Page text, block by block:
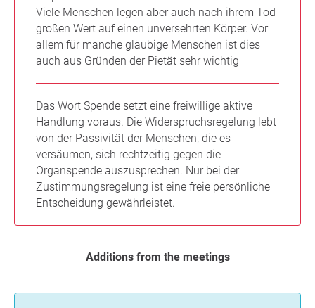
Viele Menschen legen aber auch nach ihrem Tod
großen Wert auf einen unversehrten Körper. Vor
allem für manche gläubige Menschen ist dies
auch aus Gründen der Pietät sehr wichtig
Das Wort Spende setzt eine freiwillige aktive
Handlung voraus. Die Widerspruchsregelung lebt
von der Passivität der Menschen, die es
versäumen, sich rechtzeitig gegen die
Organspende auszusprechen. Nur bei der
Zustimmungsregelung ist eine freie persönliche
Entscheidung gewährleistet.
Additions from the meetings